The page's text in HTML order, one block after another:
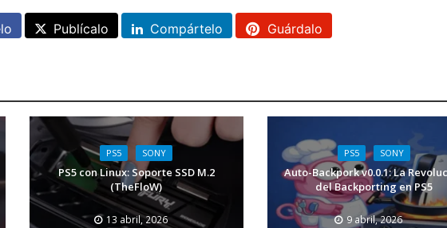
Publícalo Compártelo Guárdalo
PS5 SONY
PS5 con Linux: Soporte SSD M.2
(TheFloW)
13 abril, 2026
PS5 SONY
Auto-Backpork v0.0.1: La
del Backporting en PS5
9 abril, 2026